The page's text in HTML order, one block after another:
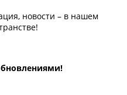
новости – в нашем